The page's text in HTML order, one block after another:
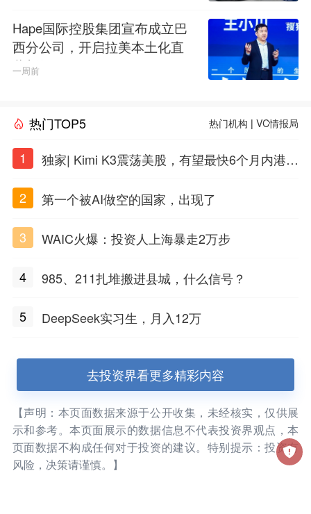
Hape国际控股集团宣布成立巴
西分公司，开启拉美本土化直
营新纪元
一周前
热门TOP5 热门机构 |VC情报局
1
独家| Kimi K3震荡美股，有望最快6个月内港股
2
第一个被AI做空的国家，出现了
3 WAIC火爆：投资人上海暴走2万步
4 985、211扎堆搬进县城，什么信号？
5 DeepSeek实习生，月入12万
去投资界看更多精彩内容
【声明：本页面数据来源于公开收集，未经核实，仅供展
示和参考。本页面展示的数据信息不代表投资界观点，本
页面数据不构成任何对于投资的建议。特别提示：投资有
风险，决策请谨慎。】